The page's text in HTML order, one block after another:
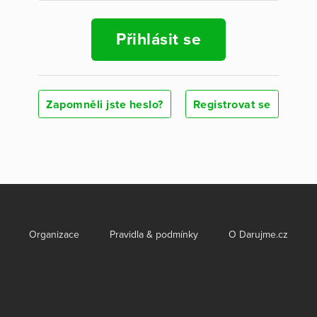
Přihlásit se
Zapomněli jste heslo? Registrovat se
Organizace Pravidla & podmínky O Darujme.cz